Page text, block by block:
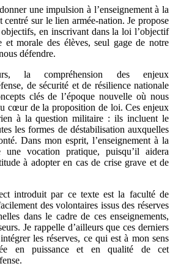
une impulsion à l’enseignement à la
centré sur le lien armée-nation. Je propose
objectifs, en inscrivant dans la loi l’objectif
et morale des élèves, seul gage de notre
défendre.
la compréhension des enjeux
de sécurité et de résilience nationale
clés de l’époque nouvelle où nous
cœur de la proposition de loi. Ces enjeux
à la question militaire : ils incluent le
les formes de déstabilisation auxquelles
Dans mon esprit, l’enseignement à la
une vocation pratique, puisqu’il aidera
à adopter en cas de crise grave et de
introduit par ce texte est la faculté de
des volontaires issus des réserves
dans le cadre de ces enseignements,
Je rappelle d’ailleurs que ces derniers
les réserves, ce qui est à mon sens
en puissance et en qualité de cet